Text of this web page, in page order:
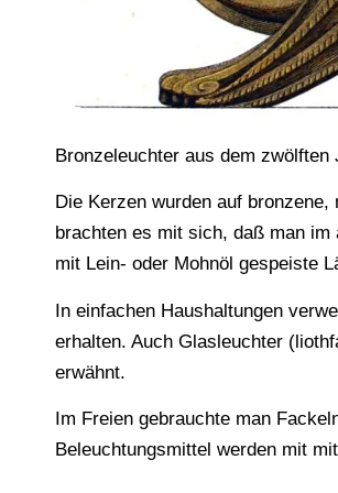
Bronzeleuchter aus dem zwölften
Die Kerzen wurden auf
brachten es mit sich, daß man
mit Lein- oder Mohnöl gespeiste
In einfachen Haushaltungen
erhalten. Auch Glasleuchter
erwähnt.
Im Freien gebrauchte man
Beleuchtungsmittel werden mit